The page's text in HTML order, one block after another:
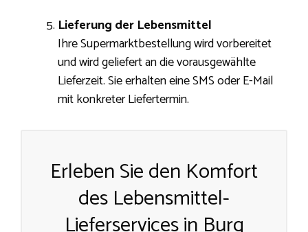
Lieferung der Lebensmittel
Ihre Supermarktbestellung wird vorbereitet
und wird geliefert an die vorausgewählte
Lieferzeit. Sie erhalten eine SMS oder E-Mail
mit konkreter Liefertermin.
Erleben Sie den Komfort
des Lebensmittel-